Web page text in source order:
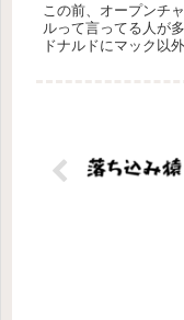
この前、オープンチ
ルって言ってる人が
ドナルドにマック以